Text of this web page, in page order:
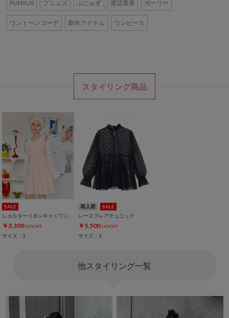
PUNYUS プニュズ ぷにゅず 渡辺直美 ガーリー
ワントーンコーデ 新作アイテム ワンピース
スタイリング商品
SALE
￥3,300 50%OFF
サイズ：3
再入荷
SALE
レースフレアチュニック
￥5,500 16%OFF
サイズ：3
他スタイリング一覧